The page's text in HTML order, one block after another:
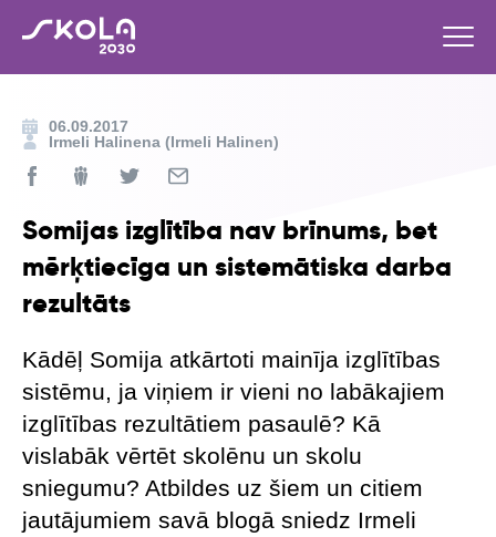
06.09.2017
Irmeli Halinena (Irmeli Halinen)
Somijas izglītība nav brīnums, bet
mērķtiecīga un sistemātiska darba
rezultāts
Kādēļ Somija atkārtoti mainīja izglītības
sistēmu, ja viņiem ir vieni no labākajiem
izglītības rezultātiem pasaulē? Kā
vislabāk vērtēt skolēnu un skolu
sniegumu? Atbildes uz šiem un citiem
jautājumiem savā blogā sniedz Irmeli